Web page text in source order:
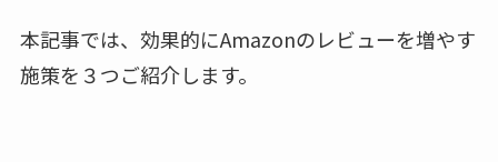
本記事では、効果的にAmazonのレビューを増やす
施策を３つご紹介します。